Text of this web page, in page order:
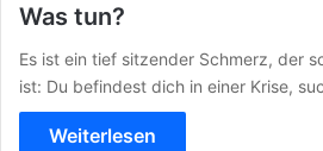
Was tun?
Es ist ein tief sitzender Schmerz, der
ist: Du befindest dich in einer Krise,
Weiterlesen